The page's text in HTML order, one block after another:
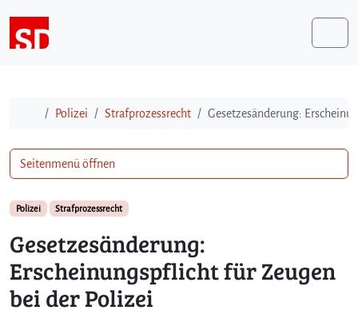
StartPolizei Strafprozessrecht Gesetzesänderung:
Polizei Strafprozessrecht
Gesetzesänderung:
Erscheinungspflicht für Zeugen
bei der Polizei
Seitenmenü öffnen